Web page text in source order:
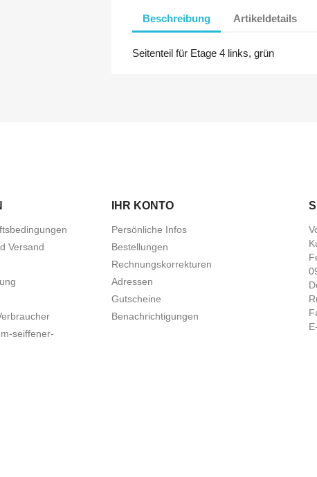
Beschreibung Artikeldetails
Seitenteil für Etage 4 links, grün
Versand
seiffener-
IHR KONTO
Persönliche Infos
Bestellungen
Rechnungskorrekturen
Adressen
Gutscheine
Benachrichtigungen